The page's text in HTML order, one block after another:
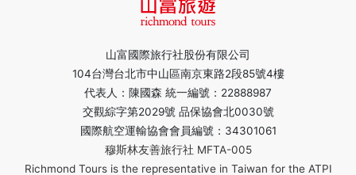
山富國際旅行社股份有限公司
104台灣台北市中山區南京東路2段85號4樓
代表人：陳國森 統一編號：22888987
交觀綜字第2029號 品保協會北0030號
國際航空運輸協會會員編號：34301061
穆斯林友善旅行社 MFTA-005
Richmond Tours is the representative in Taiwan for the ATPI